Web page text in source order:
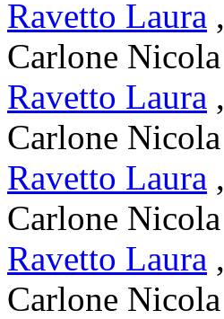
Ravetto Laura ,
Carlone Nicola
Ravetto Laura ,
Carlone Nicola
Ravetto Laura ,
Carlone Nicola
Ravetto Laura ,
Carlone Nicola